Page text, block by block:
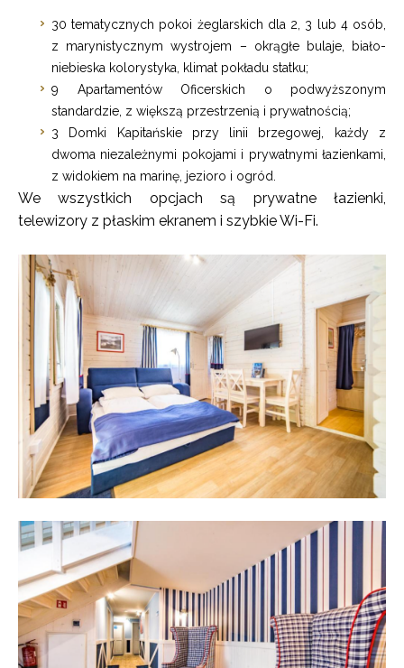
30 tematycznych pokoi żeglarskich dla 2, 3 lub 4 osób,
z marynistycznym wystrojem – okrągłe bulaje, biało-
niebieska kolorystyka, klimat pokładu statku;
9 Apartamentów Oficerskich o podwyższonym
standardzie, z większą przestrzenią i prywatnością;
3 Domki Kapitańskie przy linii brzegowej, każdy z
dwoma niezależnymi pokojami i prywatnymi łazienkami,
z widokiem na marinę, jezioro i ogród.
We wszystkich opcjach są prywatne łazienki,
telewizory z płaskim ekranem i szybkie Wi-Fi.